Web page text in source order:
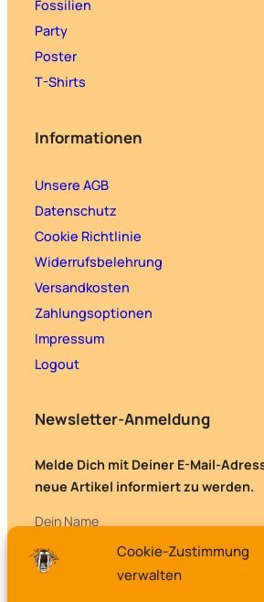
Cookie-Zustimmung
verwalten
Fossilien
Party
Poster
T-Shirts
Informationen
Unsere AGB
Datenschutz
Cookie Richtlinie
Widerrufsbelehrung
Versandkosten
Zahlungsoptionen
Impressum
Logout
Newsletter-Anmeldung
Melde Dich mit Deiner E-Mail-
neue Artikel informiert zu werden.
Dein Name